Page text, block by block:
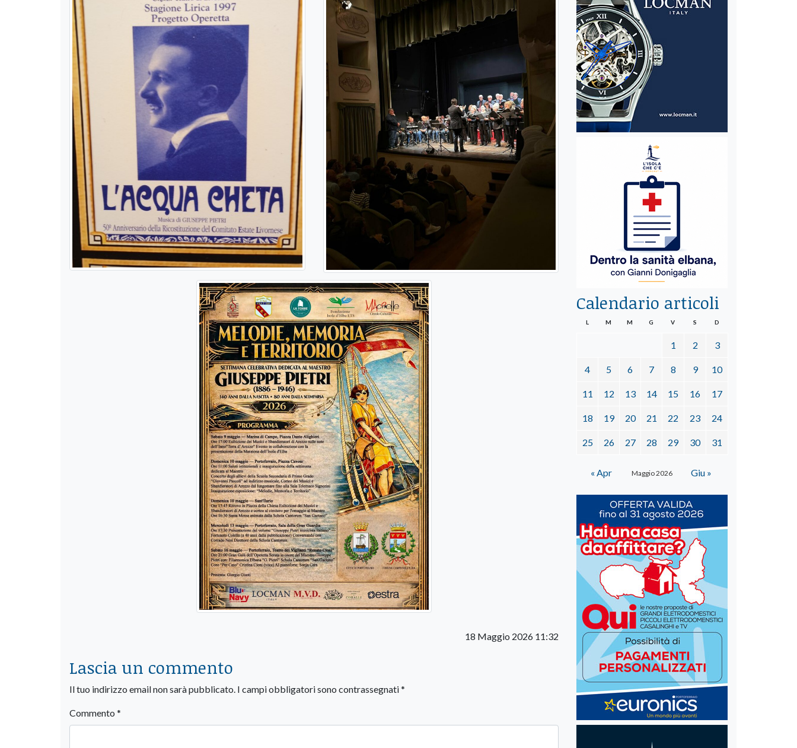
18 Maggio 2026 11:32
Lascia un commento
Il tuo indirizzo email non sarà pubblicato. I campi obbligatori sono contrassegnati*
Commento *
Calendario articoli
Maggio 2026
L M M G V S D
1 2 3
4 5 6 7 8 9 10
11 12 13 14 15 16 17
18 19 20 21 22 23 24
25 26 27 28 29 30 31
« Apr Giu »